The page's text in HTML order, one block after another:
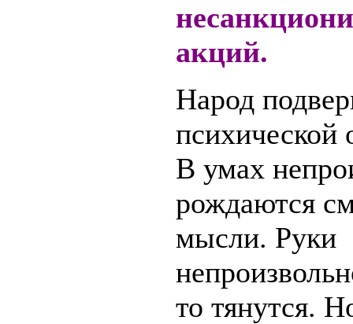
акций.
Народ
психической
В умах
рождаются
мысли. Руки
то тянутся.